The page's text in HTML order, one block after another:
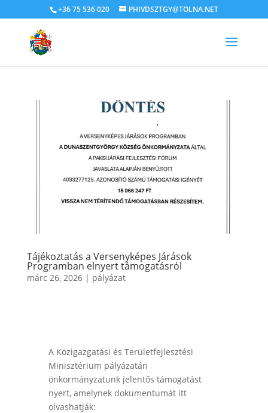
+36 75 536 020 PHIVDSZTGY@TOLNA.NET
Tájékoztatás a Versenyképes Járások
Programban elnyert támogatásról
márc 26, 2026| pályázat
A Közigazgatási és Területfejlesztési
Minisztérium pályázatán
önkormányzatunk jelentős támogatást
nyert, amelynek dokumentumát itt
olvashatják: